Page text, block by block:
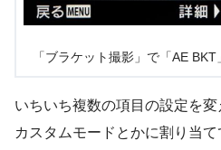
「ブラケット撮影」で「AE
いちいち複数の項目の設定を変
カスタムモードとかに割り当て